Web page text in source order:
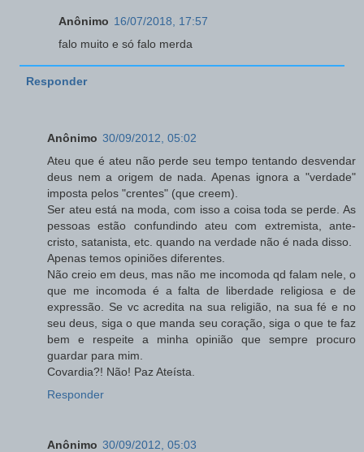
Anônimo 16/07/2018, 17:57
falo muito e só falo merda
Responder
Anônimo 30/09/2012, 05:02
Ateu que é ateu não perde seu tempo tentando desvendar
deus nem a origem de nada. Apenas ignora a "verdade"
imposta pelos "crentes" (que creem).
Ser ateu está na moda, com isso a coisa toda se perde. As
pessoas estão confundindo ateu com extremista, ante-
cristo, satanista, etc. quando na verdade não é nada disso.
Apenas temos opiniões diferentes.
Não creio em deus, mas não me incomoda qd falam nele, o
que me incomoda é a falta de liberdade religiosa e de
expressão. Se vc acredita na sua religião, na sua fé e no
seu deus, siga o que manda seu coração, siga o que te faz
bem e respeite a minha opinião que sempre procuro
guardar para mim.
Covardia?! Não! Paz Ateísta.
Responder
Anônimo 30/09/2012, 05:03